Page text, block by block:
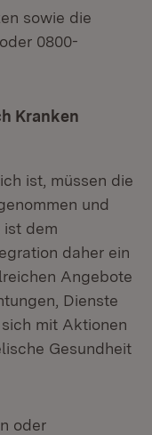
sowie die
0800-
Kranken
ist, müssen die
und
ist dem
daher ein
Angebote
Dienste
mit Aktionen
Gesundheit
oder